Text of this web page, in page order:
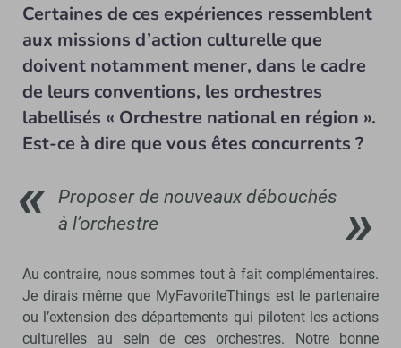
Certaines de ces expériences ressemblent
aux missions d’action culturelle que
doivent notamment mener, dans le cadre
de leurs conventions, les orchestres
labellisés « Orchestre national en région ».
Est-ce à dire que vous êtes concurrents ?
Proposer de nouveaux débouchés
à l’orchestre
Au contraire, nous sommes tout à fait complémentaires.
Je dirais même que MyFavoriteThings est le partenaire
ou l’extension des départements qui pilotent les actions
culturelles au sein de ces orchestres. Notre bonne